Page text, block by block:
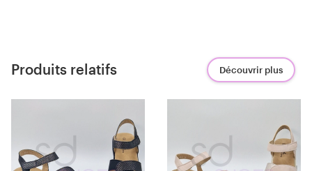
Produits relatifs Découvrir plus